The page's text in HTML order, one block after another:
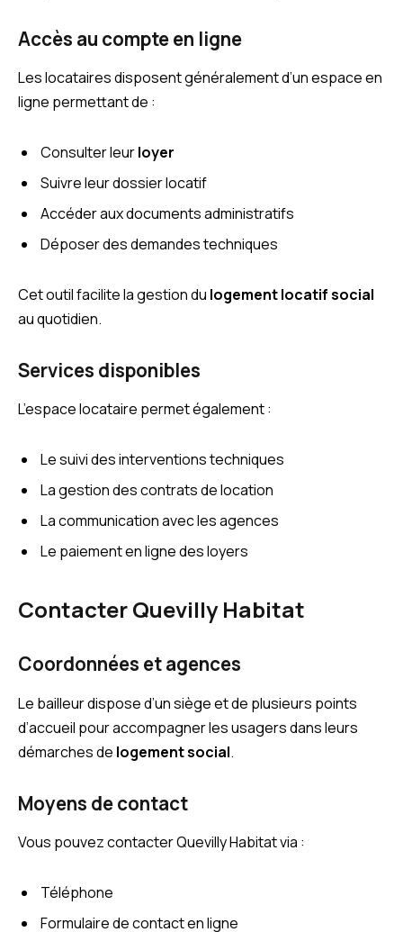
Accès au compte en ligne
Les locataires disposent généralement d’un espace en
ligne permettant de :
Consulter leurloyer
Suivre leur dossier locatif
Accéder aux documents administratifs
Déposer des demandes techniques
Cet outil facilite la gestion du logement locatif social
au quotidien.
Services disponibles
L’espace locataire permet également :
Le suivi des interventions techniques
La gestion des contrats de location
La communication avec les agences
Le paiement en ligne des loyers
Contacter Quevilly Habitat
Coordonnées et agences
Le bailleur dispose d’un siège et de plusieurs points
d’accueil pour accompagner les usagers dans leurs
démarches de logement social.
Moyens de contact
Vous pouvez contacter Quevilly Habitat via :
Téléphone
Formulaire de contact en ligne